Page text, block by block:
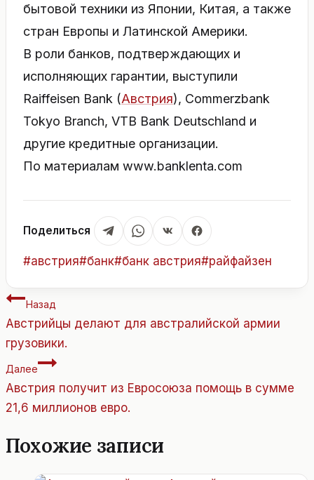
бытовой техники из Японии, Китая, а также
стран Европы и Латинской Америки.
В роли банков, подтверждающих и
исполняющих гарантии, выступили
Raiffeisen Bank (Австрия), Commerzbank
Tokyo Branch, VTB Bank Deutschland и
другие кредитные организации.
По материалам www.banklenta.com
Поделиться
Метки
#австрия#банк#банк австрия#райфайзен
Навигация
по
записям
Назад
Австрийцы делают для австралийской армии
грузовики.
Далее
Австрия получит из Евросоюза помощь в сумме
21,6 миллионов евро.
Похожие записи